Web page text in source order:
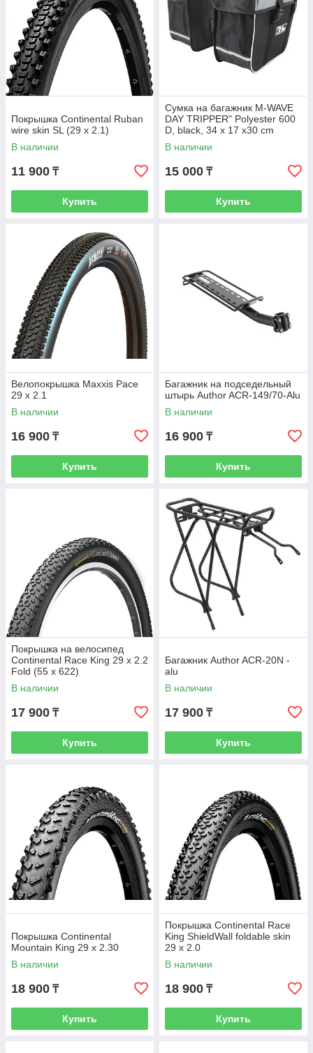
Покрышка Continental Ruban
wire skin SL (29 x 2.1)
В наличии
11 900 ₸
Купить
Сумка на багажник M-WAVE
DAY TRIPPER" Polyester 600
D, black, 34 x 17 x30 cm
В наличии
15 000 ₸
Купить
Велопокрышка Maxxis Pace
29 x 2.1
В наличии
16 900 ₸
Купить
Багажник на подседельный
штырь Author ACR-149/70-Alu
В наличии
16 900 ₸
Купить
Покрышка на велосипед
Continental Race King 29 x 2.2
Fold (55 x 622)
В наличии
17 900 ₸
Купить
Багажник Author ACR-20N -
alu
В наличии
17 900 ₸
Купить
Покрышка Continental
Mountain King 29 x 2.30
В наличии
18 900 ₸
Купить
Покрышка Continental Race
King ShieldWall foldable skin
29 x 2.0
В наличии
18 900 ₸
Купить